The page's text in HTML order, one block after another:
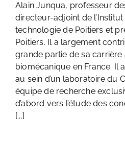
Alain Junqua, professeur
directeur-adjoint de
technologie de Poitiers et
Poitiers. Il a largement
grande partie de sa carrière
biomécanique en France. Il
au sein d’un laboratoire du
équipe de recherche
d’abord vers l’étude des
[...]